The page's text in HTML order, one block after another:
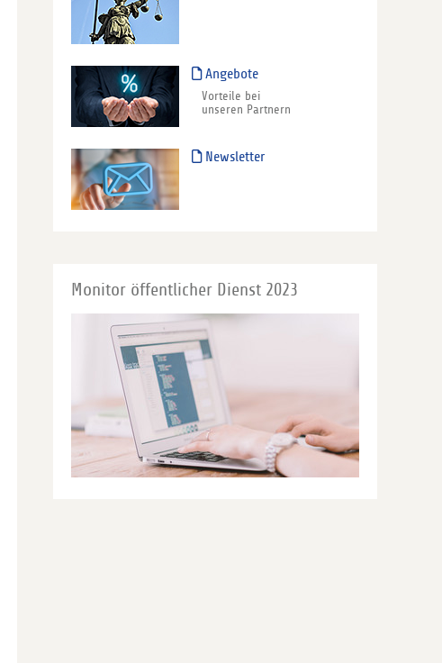
Angebote
Vorteile bei
unseren Partnern
Newsletter
Monitor öffentlicher Dienst 2023